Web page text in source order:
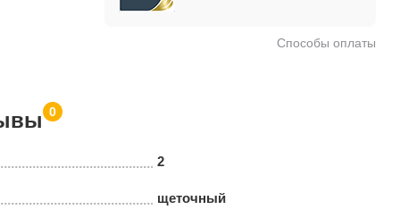
Способы оплаты
0
2
щеточный